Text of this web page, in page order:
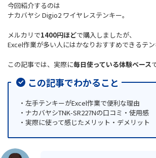
今回紹介するのは
ナカバヤシ Digio2 ワイヤレステンキー。
メルカリで1400円ほどで購入しましたが、
Excel作業が多い人にはかなりおすすめできるテン
この記事では、実際に毎日使っている体験ベース
この記事でわかること
・左手テンキーがExcel作業で便利な理由
・ナカバヤシTNK-SR227Nの口コミ・使用感
・実際に使って感じたメリット・デメリット